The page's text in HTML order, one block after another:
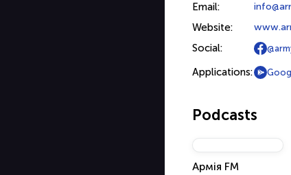
Email:
Website:
Social:
Applications:
Podcasts
Армія FM